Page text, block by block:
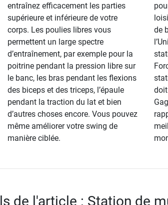
entraînez efficacement les parties
supérieure et inférieure de votre
corps. Les poulies libres vous
permettent un large spectre
d’entraînement, par exemple pour la
poitrine pendant la pression libre sur
le banc, les bras pendant les flexions
des biceps et des triceps, l’épaule
pendant la traction du lat et bien
d’autres choses encore. Vous pouvez
même améliorer votre swing de
manière ciblée.
de
de l'article : Station de